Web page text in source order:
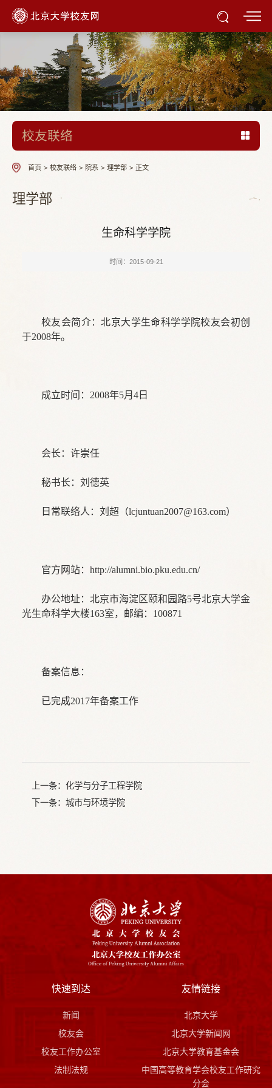
校友联络
首页 > 校友联络 > 院系 > 理学部 > 正文
理学部
生命科学学院
时间：2015-09-21
校友会简介：北京大学生命科学学院校友会初创
于2008年。
成立时间：2008年5月4日
会长：许崇任
秘书长：刘德英
日常联络人：刘超（lcjuntuan2007@163.com）
官方网站：http://alumni.bio.pku.edu.cn/
办公地址：北京市海淀区颐和园路5号北京大学金
光生命科学大楼163室，邮编：100871
备案信息：
已完成2017年备案工作
上一条： 化学与分子工程学院
下一条： 城市与环境学院
快速到达
新闻
校友会
校友工作办公室
法制法规
友情链接
北京大学
北京大学新闻网
北京大学教育基金会
中国高等教育学会校友工作研究
分会